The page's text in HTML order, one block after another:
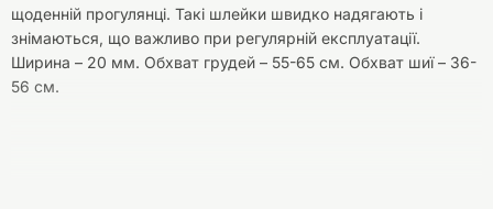
щоденній прогулянці. Такі шлейки швидко надягають і
знімаються, що важливо при регулярній експлуатації.
Ширина – 20 мм. Обхват грудей – 55-65 см. Обхват шиї – 36-
56 см.